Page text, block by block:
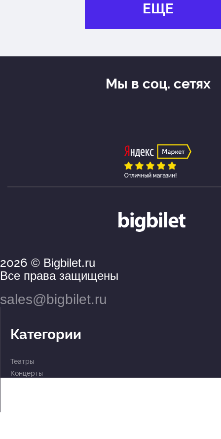
ЕЩЕ
2026 © Bigbilet.ru
Все права защищены
sales@bigbilet.ru
Категории
Театры
Концерты
Мы в соц. сетях